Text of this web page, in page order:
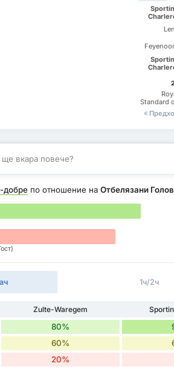
Standard
ще вкара повече?
добре по отношение наОтбелязани
1ч/2ч
Zulte-Waregem
80%
60%
20%